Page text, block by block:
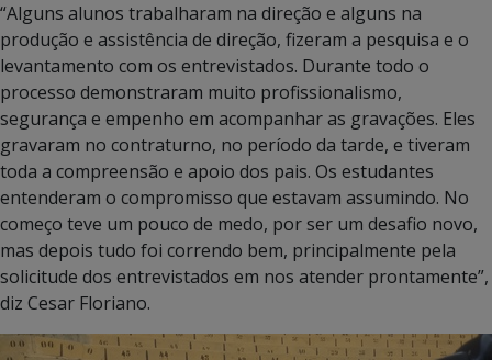
“Alguns alunos trabalharam na direção e alguns na
produção e assistência de direção, fizeram a pesquisa e o
levantamento com os entrevistados. Durante todo o
processo demonstraram muito profissionalismo,
segurança e empenho em acompanhar as gravações. Eles
gravaram no contraturno, no período da tarde, e tiveram
toda a compreensão e apoio dos pais. Os estudantes
entenderam o compromisso que estavam assumindo. No
começo teve um pouco de medo, por ser um desafio novo,
mas depois tudo foi correndo bem, principalmente pela
solicitude dos entrevistados em nos atender prontamente”,
diz Cesar Floriano.